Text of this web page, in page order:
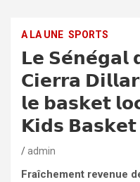
A LA UNE SPORTS
𝗟𝗲 𝗦𝗲́𝗻𝗲́𝗴𝗮𝗹
𝗖𝗶𝗲𝗿𝗿𝗮
𝗹𝗲 𝗯𝗮𝘀𝗸𝗲𝘁
𝗞𝗶𝗱𝘀 𝗕𝗮𝘀𝗸𝗲𝘁
admin
Fraîchement revenue